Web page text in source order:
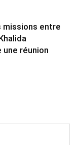
missions entre
réunion